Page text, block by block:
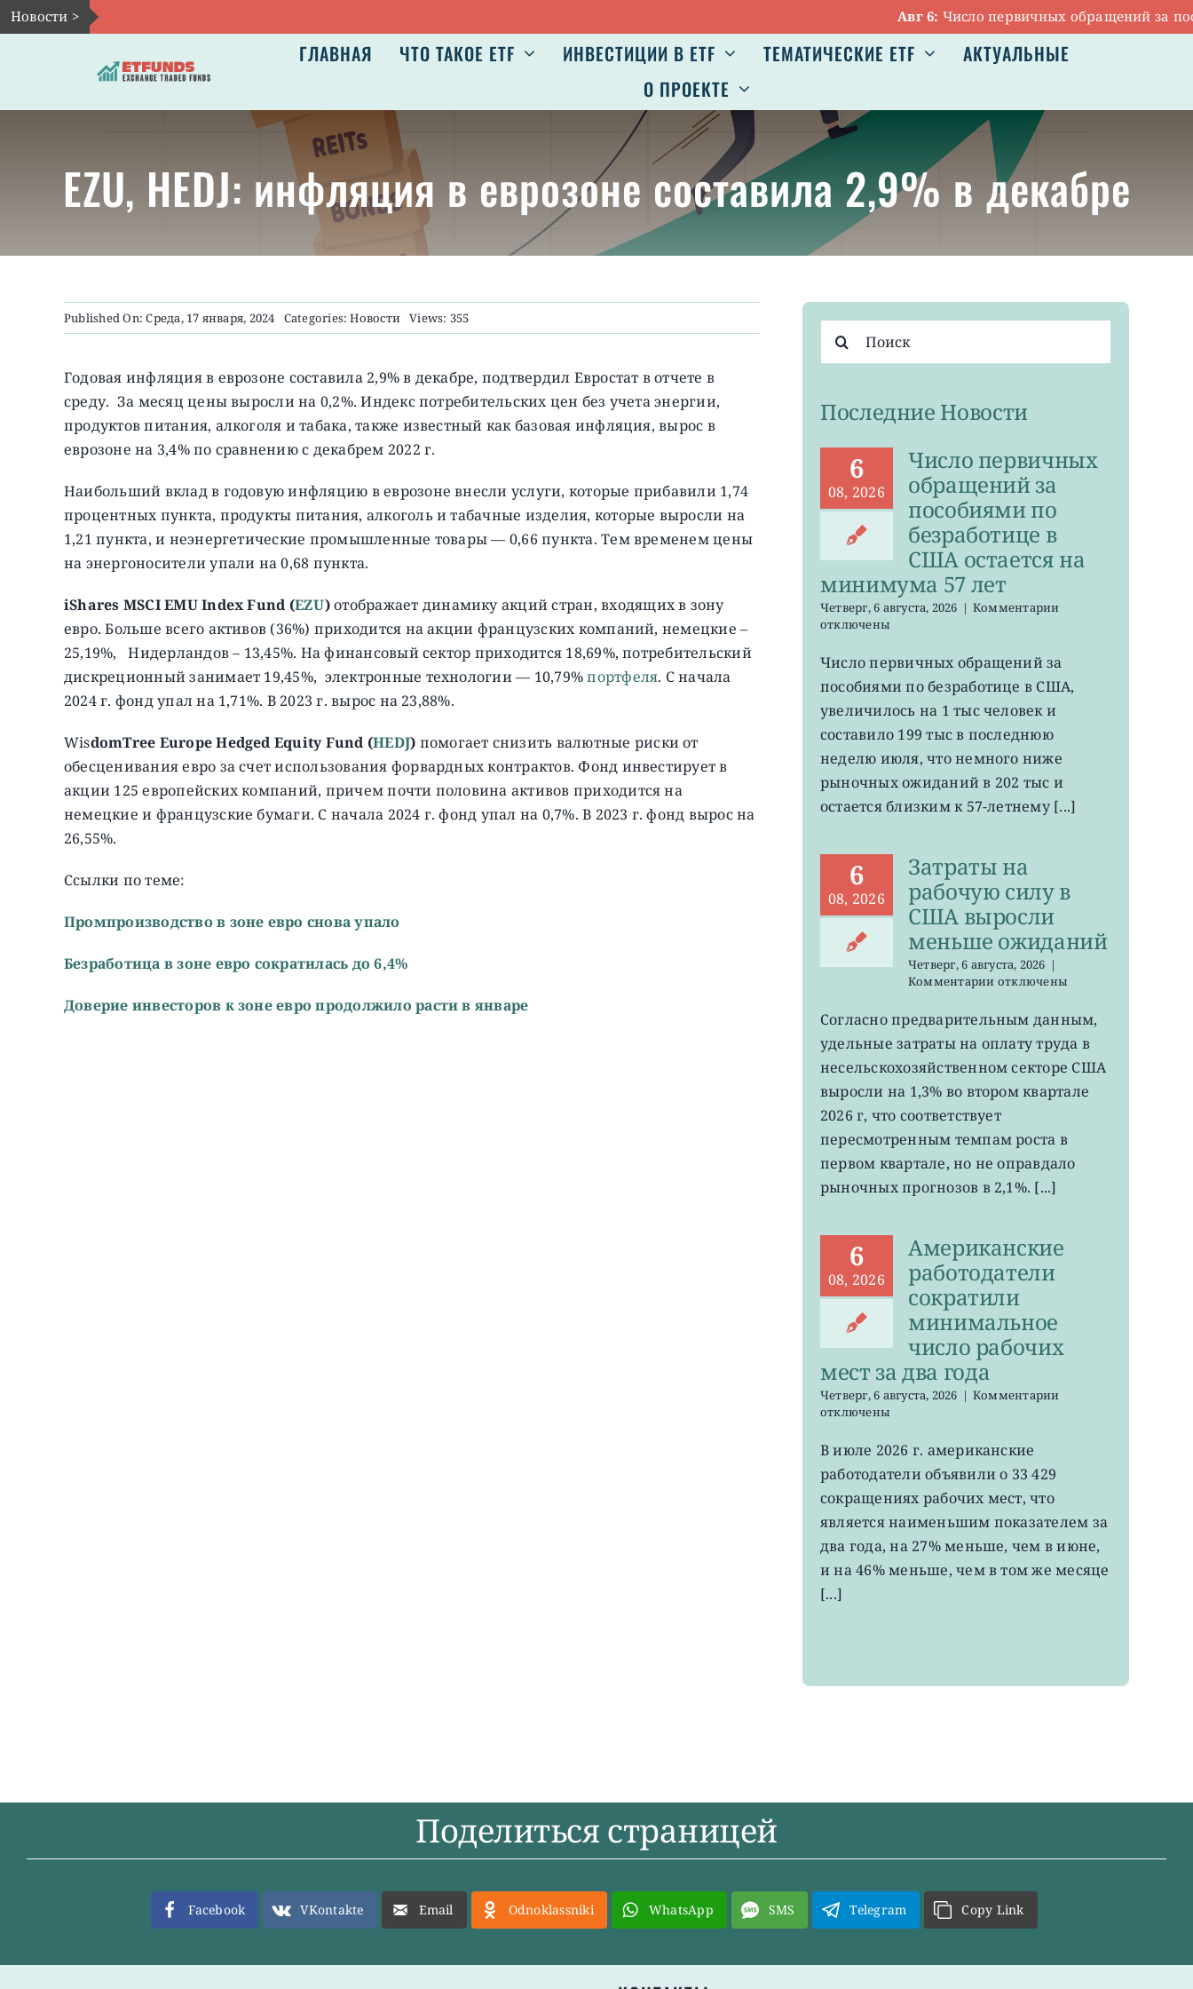
Skip
to
Новости > Авг 6:Число первичных обращений за
ГЛАВНАЯ ЧТО ТАКОЕ ETF ИНВЕСТИЦИИ В ETF ТЕМАТИЧЕСКИЕ ETF
АКТУАЛЬНЫЕ
О ПРОЕКТЕ
EZU, HEDJ: инфляция в еврозоне составила 2,9% в декабре
Published On: Среда, 17 января, 2024 Categories:Новости Views: 355
Годовая инфляция в еврозоне составила 2,9% в декабре, подтвердил Евростат в отчете в
среду. За месяц цены выросли на 0,2%. Индекс потребительских цен без учета энергии,
продуктов питания, алкоголя и табака, также известный как базовая инфляция, вырос в
еврозоне на 3,4% по сравнению с декабрем 2022 г.
Наибольший вклад в годовую инфляцию в еврозоне внесли услуги, которые прибавили 1,74
процентных пункта, продукты питания, алкоголь и табачные изделия, которые выросли на
1,21 пункта, и неэнергетические промышленные товары — 0,66 пункта. Тем временем цены
на энергоносители упали на 0,68 пункта.
iShares MSCI EMU Index Fund (EZU)отображает динамику акций стран, входящих в зону
евро. Больше всего активов (36%) приходится на акции французских компаний, немецкие –
25,19%, Нидерландов – 13,45%. На финансовый сектор приходится 18,69%, потребительский
дискреционный занимает 19,45%, электронные технологии — 10,79%портфеля. C начала
2024 г. фонд упал на 1,71%. В 2023 г. вырос на 23,88%.
WisdomTree Europe Hedged Equity Fund (HEDJ) помогает снизить валютные риски от
обесценивания евро за счет использования форвардных контрактов. Фонд инвестирует в
акции 125 европейских компаний, причем почти половина активов приходится на
немецкие и французские бумаги. C начала 2024 г. фонд упал на 0,7%. В 2023 г. фонд вырос на
26,55%.
Ссылки по теме:
Промпроизводство в зоне евро снова упало
Безработица в зоне евро сократилась до 6,4%
Доверие инвесторов к зоне евро продолжило расти в январе
поиска:
Последние Новости
6
08, 2026
Число первичных
обращений за
пособиями по
безработице в
США остается на
минимума 57 лет
Четверг, 6 августа, 2026 | Комментариик
первичных
за
в
остается
на
отключены
Число первичных обращений за
пособиями по безработице в США,
увеличилось на 1 тыс человек и
составило 199 тыс в последнюю
неделю июля, что немного ниже
рыночных ожиданий в 202 тыс и
остается близким к 57-летнему [...]
6
08, 2026
Затраты на
рабочую силу в
США выросли
меньше ожиданий
Четверг, 6 августа, 2026 |
Комментариик
Затраты
рабочую
силу
США
выросли
ожиданий
отключены
Согласно предварительным данным,
удельные затраты на оплату труда в
несельскохозяйственном секторе США
выросли на 1,3% во втором квартале
2026 г, что соответствует
пересмотренным темпам роста в
первом квартале, но не оправдало
рыночных прогнозов в 2,1%. [...]
6
08, 2026
Американские
работодатели
сократили
минимальное
число рабочих
мест за два года
Четверг, 6 августа, 2026 | Комментариик
мест
за
года
отключены
В июле 2026 г. американские
работодатели объявили о 33 429
сокращениях рабочих мест, что
является наименьшим показателем за
два года, на 27% меньше, чем в июне,
и на 46% меньше, чем в том же месяце
[...]
Поделиться страницей
Facebook VKontakte Email Odnoklassniki WhatsApp SMS Telegram Copy Link